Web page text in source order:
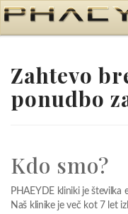
Zahtevo
ponudbo
Kdo smo?
PHAEYDE kliniki je številka
Naš klinike je več kot 7 let